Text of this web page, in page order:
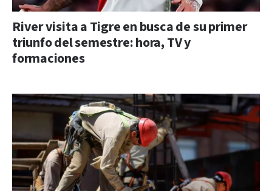
River visita a Tigre en busca de su primer
triunfo del semestre: hora, TV y
formaciones